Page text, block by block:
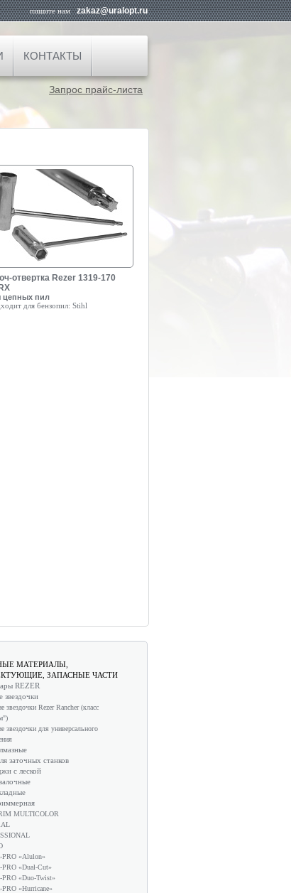
пишите намzakaz@uralopt.ru
КОНТАКТЫ
Запрос прайс-листа
отвертка Rezer 1319-170
цепных пил
для бензопил: Stihl
МАТЕРИАЛЫ,
ЗАПАСНЫЕ ЧАСТИ
REZER
звездочки
звездочки Rezer Rancher (класс
звездочки для универсального
заточных станков
с леской
MULTICOLOR
PRO «Alulon»
PRO «Dual-Cut»
«Duo-Twist»
«Hurricane»